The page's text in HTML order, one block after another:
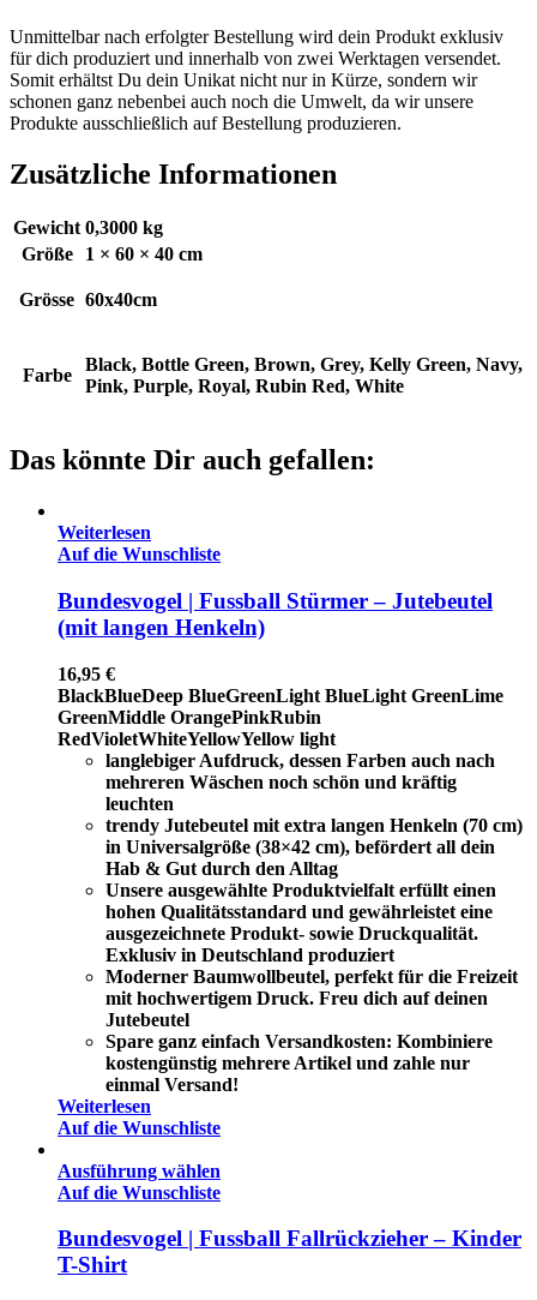
Unmittelbar nach erfolgter Bestellung wird dein Produkt exklusiv
für dich produziert und innerhalb von zwei Werktagen versendet.
Somit erhältst Du dein Unikat nicht nur in Kürze, sondern wir
schonen ganz nebenbei auch noch die Umwelt, da wir unsere
Produkte ausschließlich auf Bestellung produzieren.
Zusätzliche Informationen
Gewicht 0,3000 kg
Größe
1 × 60 × 40 cm
Grösse 60x40cm
Farbe
Black, Bottle Green, Brown, Grey, Kelly Green, Navy,
Pink, Purple, Royal, Rubin Red, White
Das könnte Dir auch gefallen:
Weiterlesen
Auf die Wunschliste
Bundesvogel | Fussball Stürmer – Jutebeutel
(mit langen Henkeln)
16,95 €
BlackBlueDeep BlueGreenLight BlueLight GreenLime
GreenMiddle OrangePinkRubin
RedVioletWhiteYellowYellow light
langlebiger Aufdruck, dessen Farben auch nach
mehreren Wäschen noch schön und kräftig
leuchten
trendy Jutebeutel mit extra langen Henkeln (70 cm)
in Universalgröße (38×42 cm), befördert all dein
Hab & Gut durch den Alltag
Unsere ausgewählte Produktvielfalt erfüllt einen
hohen Qualitätsstandard und gewährleistet eine
ausgezeichnete Produkt- sowie Druckqualität.
Exklusiv in Deutschland produziert
Moderner Baumwollbeutel, perfekt für die Freizeit
mit hochwertigem Druck. Freu dich auf deinen
Jutebeutel
Spare ganz einfach Versandkosten: Kombiniere
kostengünstig mehrere Artikel und zahle nur
einmal Versand!
Weiterlesen
Auf die Wunschliste
Ausführung wählen
Auf die Wunschliste
Bundesvogel | Fussball Fallrückzieher – Kinder
T-Shirt